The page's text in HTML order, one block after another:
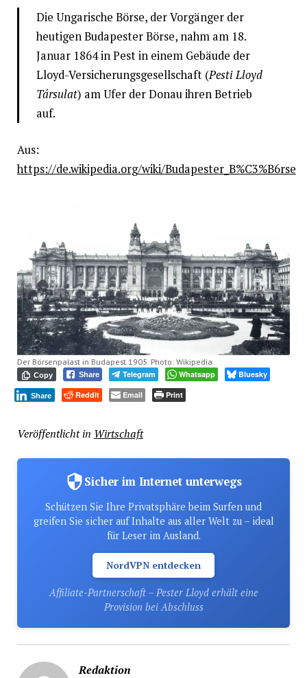
Die Ungarische Börse, der Vorgänger der
heutigen Budapester Börse, nahm am 18.
Januar 1864 in Pest in einem Gebäude der
Lloyd-Versicherungsgesellschaft (Pesti Lloyd
Társulat) am Ufer der Donau ihren Betrieb
auf.
Aus:
https://de.wikipedia.org/wiki/Budapester_B%C3%B6rse
Der Börsenpalast in Budapest 1905. Photo: Wikipedia
Copy Share Telegram Whatsapp Bluesky
Share Reddit Email Print
Veröffentlicht in Wirtschaft
Sicher im Internet unterwegs
Schützen Sie Ihre Privatsphäre beim Surfen und
greifen Sie sicher auf Inhalte aus aller Welt zu – ideal
für Leser im Ausland.
NordVPN entdecken
Affiliate-Partnerschaft – Pester Lloyd erhält eine
Provision bei Abschluss
Redaktion